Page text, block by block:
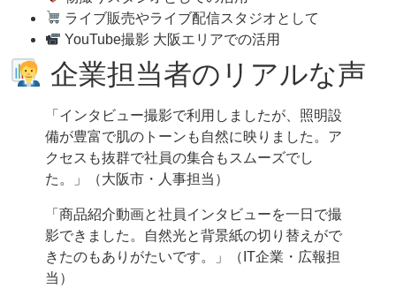
ライブ販売やライブ配信スタジオとして
YouTube撮影 大阪エリアでの活用
企業担当者のリアルな声
「インタビュー撮影で利用しましたが、照明設
備が豊富で肌のトーンも自然に映りました。ア
クセスも抜群で社員の集合もスムーズでし
た。」（大阪市・人事担当）
「商品紹介動画と社員インタビューを一日で撮
影できました。自然光と背景紙の切り替えがで
きたのもありがたいです。」（IT企業・広報担
当）